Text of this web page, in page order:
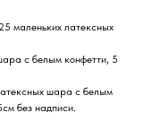
маленьких латексных
с белым конфетти, 5
шара с белым
без надписи.